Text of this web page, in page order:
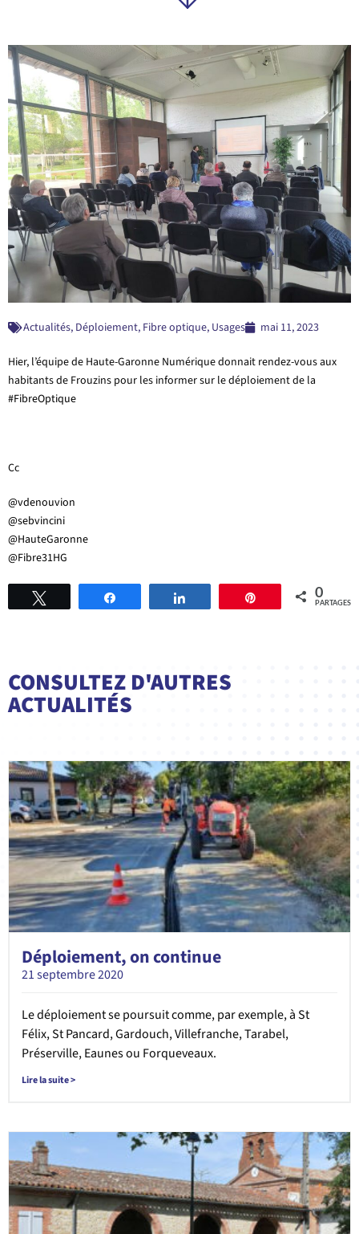
POINT SUR LE DÉPLOIEMENT DE LA
FIBRE À FROUZINS
Actualités, Déploiement, Fibre optique, Usages mai 11, 2023
Hier, l’équipe de Haute-Garonne Numérique donnait rendez-vous aux
habitants de Frouzins pour les informer sur le déploiement de la
#FibreOptique
Cc
@vdenouvion
@sebvincini
@HauteGaronne
@Fibre31HG
Épingle 0
PARTAGES
CONSULTEZ D'AUTRES
ACTUALITÉS
Déploiement, on continue
21 septembre 2020
Le déploiement se poursuit comme, par exemple, à St
Félix, St Pancard, Gardouch, Villefranche, Tarabel,
Préserville, Eaunes ou Forqueveaux.
Lire la suite >